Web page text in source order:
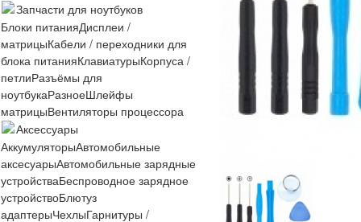
Запчасти для ноутбуков
Блоки питанияДисплеи /
матрицыКабели / переходники для
блока питанияКлавиатурыКорпуса /
петлиРазъёмы для
ноутбукаРазноеШлейфы
матрицыВентиляторы процессора
Аксессуары
АккумуляторыАвтомобильные
аксесуарыАвтомобильные зарядные
устройстваБеспроводное зарядное
устройствоБлютуз
адаптерыЧехлыГарнитуры /